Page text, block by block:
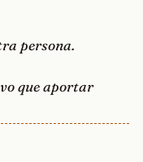
persona.
que aportar